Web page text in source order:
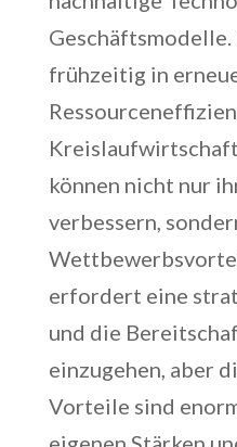
frühzeitig in
können nicht nur
verbessern,
erfordert eine
und die
einzugehen, aber
Vorteile sind